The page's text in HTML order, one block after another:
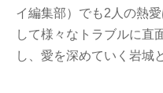
イ編集部）でも2人の熱
して様々なトラブルに直
し、愛を深めていく岩城